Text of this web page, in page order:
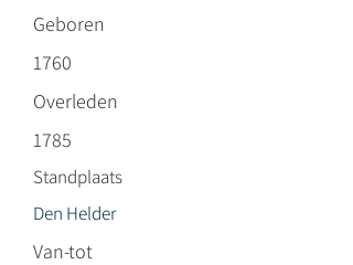
Geboren
1760
Overleden
1785
Standplaats
Den Helder
Van-tot